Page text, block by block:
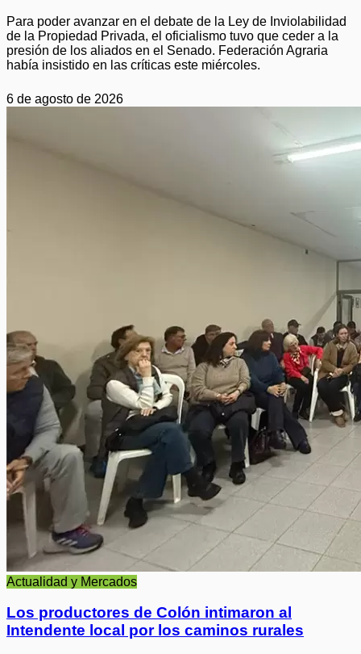
Para poder avanzar en el debate de la Ley de Inviolabilidad
de la Propiedad Privada, el oficialismo tuvo que ceder a la
presión de los aliados en el Senado. Federación Agraria
había insistido en las críticas este miércoles.
6 de agosto de 2026
Actualidad y Mercados
Los productores de Colón intimaron al
Intendente local por los caminos rurales